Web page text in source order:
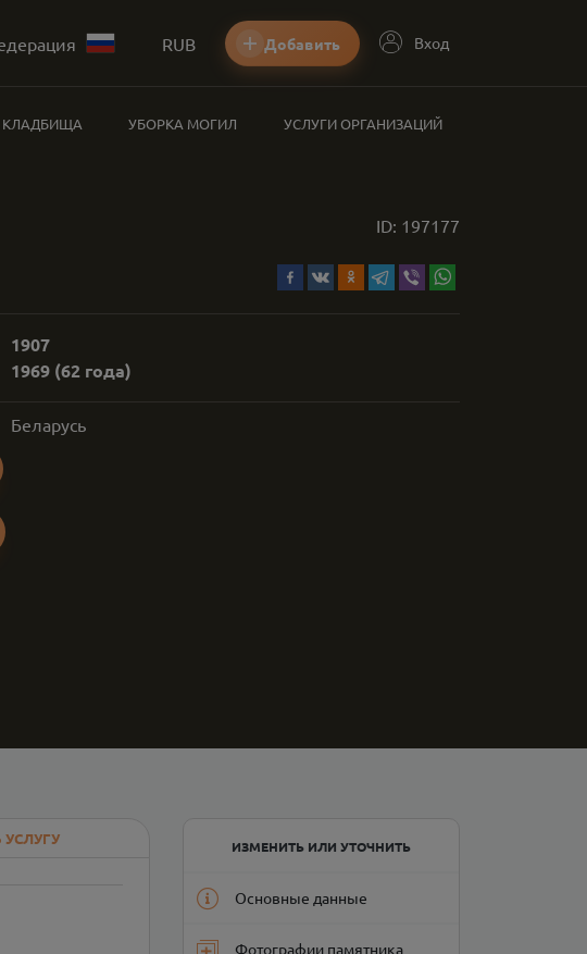
RUB Добавить Вход
КЛАДБИЩА УБОРКА МОГИЛ УСЛУГИ ОРГАНИЗАЦИЙ
ID: 197177
1907
1969 (62 года)
Беларусь
УСЛУГУ ИЗМЕНИТЬ ИЛИ УТОЧНИТЬ
Основные данные
Фотографии памятника